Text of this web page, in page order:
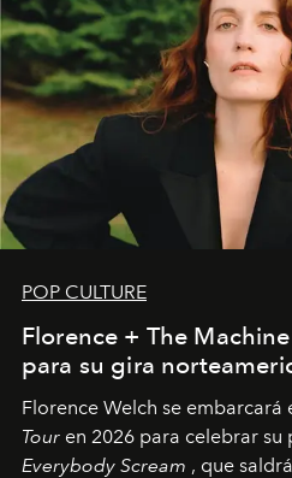
POP CULTURE
Florence + The
para su gira
Florence Welch se embarcará
Tour en 2026 para celebrar
Everybody Scream , que